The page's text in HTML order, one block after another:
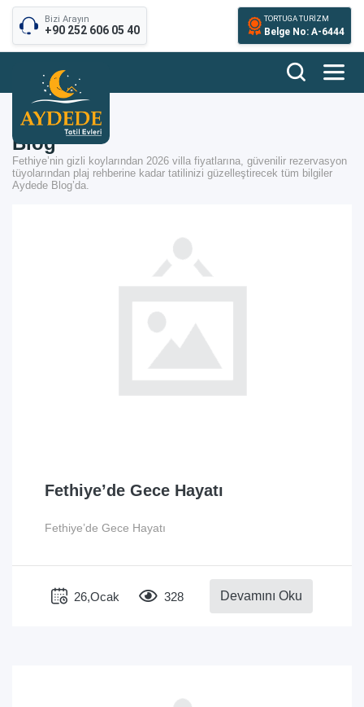
Bizi Arayın
+90 252 606 05 40
TORTUGA TURİZM
Belge No: A-6444
Blog
Fethiye’nin gizli koylarından 2026 villa fiyatlarına, güvenilir rezervasyon
tüyolarından plaj rehberine kadar tatilinizi güzelleştirecek tüm bilgiler
Aydede Blog’da.
Fethiye’de Gece Hayatı
Fethiye’de Gece Hayatı
26,Ocak 328 Devamını Oku